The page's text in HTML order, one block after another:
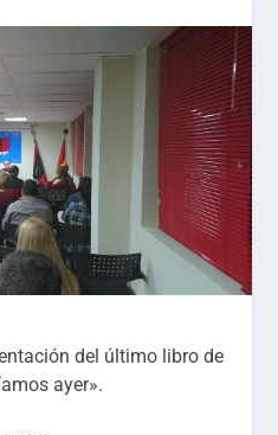
del último libro de
ayer».